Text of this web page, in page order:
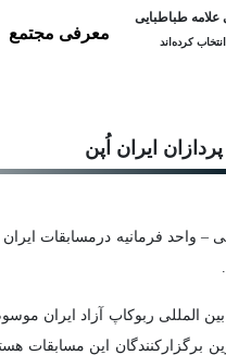
طباطبایی
کرده‌اند معرفی مجتمع
ایران اُپن
– واحد فرمانیه درمسابقات
برگزارکنندگان این